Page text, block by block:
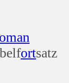
ortsatz